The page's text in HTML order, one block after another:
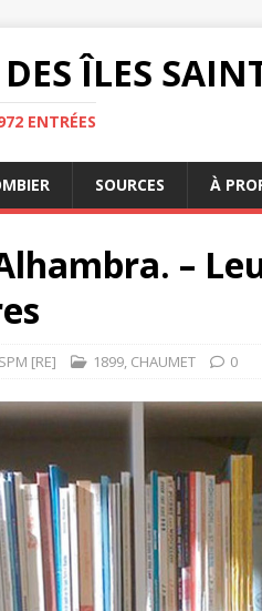
ÎLES
ENTRÉES
SOURCES À
–
[RE] 1899, CHAUMET 0